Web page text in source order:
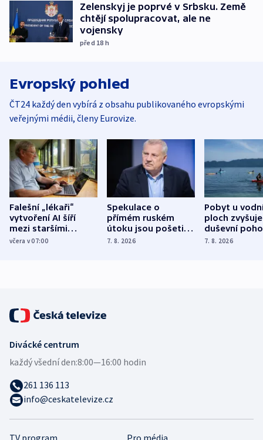
Zelenskyj je poprvé v Srbsku. Země
chtějí spolupracovat, ale ne
vojensky
před 18 h
Evropský pohled
ČT24 každý den vybírá z obsahu publikovaného evropskými
veřejnými médii, členy Eurovize.
Falešní „lékaři“
vytvoření AI šíří
mezi staršími
Poláky nebezpečné
včera v 07:00
Spekulace o
přímém ruském
útoku jsou pošetilé,
míní estonský
7. 8. 2026
Pobyt u
ploch zvyšuje
duševní
ukázala
7. 8. 2026
TV program Pro média
Divácké centrum
každý všední den:8:00—16:00 hodin
261 136 113
info@ceskatelevize.cz